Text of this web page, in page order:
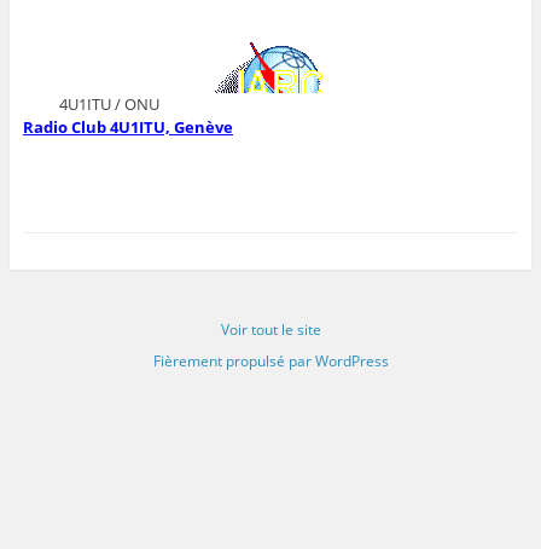
4U1ITU / ONU
Radio Club 4U1ITU, Genève
Voir tout le site
Fièrement propulsé par WordPress